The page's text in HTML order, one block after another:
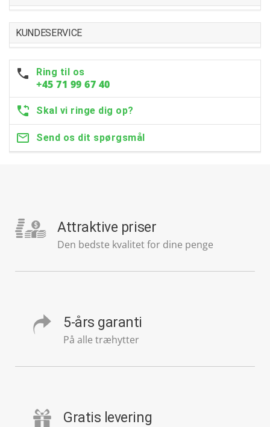
KUNDESERVICE
Ring til os
+45 71 99 67 40
Skal vi ringe dig op?
Send os dit spørgsmål
Attraktive priser
Den bedste kvalitet for dine penge
5-års garanti
På alle træhytter
Gratis levering